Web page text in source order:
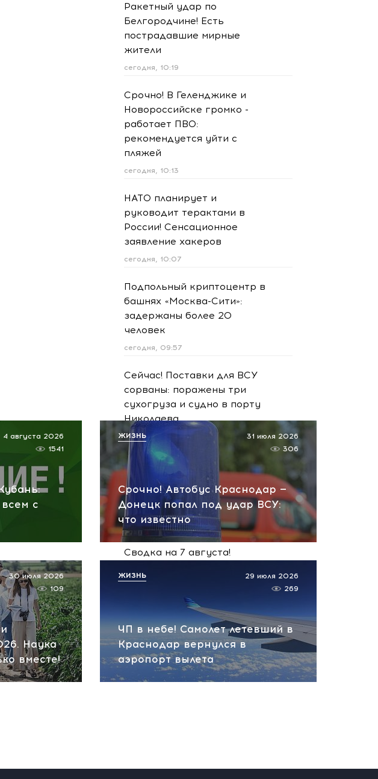
Ракетный удар по
Белгородчине! Есть
пострадавшие мирные
жители
сегодня, 10:19
Срочно! В Геленджике и
Новороссийске громко -
работает ПВО:
рекомендуется уйти с
пляжей
сегодня, 10:13
НАТО планирует и
руководит терактами в
России! Сенсационное
заявление хакеров
сегодня, 10:07
Подпольный криптоцентр в
башнях «Москва-Сити»:
задержаны более 20
человек
сегодня, 09:57
Сейчас! Поставки для ВСУ
сорваны: поражены три
сухогруза и судно в порту
Николаева
сегодня, 09:18
На Кубань идет опасная
жара! Гипертоникам,
пожилым и младенцам
лучше остаться дома
сегодня, 09:06
Сводка на 7 августа!
Россию за сутки,
Приграничье горит, фронт
идет вперед
сегодня, 07:52
с
4 августа 2026
1541
Срочно! Автобус Краснодар —
Донецк попал под удар ВСУ:
что известно
31 июля 2026
306
ЖИЗНЬ
Наука
вместе!
30 июля 2026
109
ЧП в небе! Самолет летевший в
Краснодар вернулся в
аэропорт вылета
29 июля 2026
269
ЖИЗНЬ